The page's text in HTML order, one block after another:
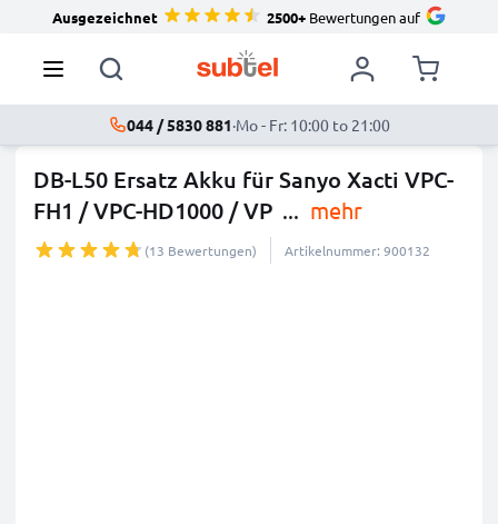
Ausgezeichnet 2500+Bewertungen auf
044 / 5830 881·Mo - Fr: 10:00 to 21:00
DB-L50 Ersatz Akku für Sanyo Xacti VPC-
FH1 / VPC-HD1000 / VP ... mehr
(13 Bewertungen) Artikelnummer: 900132